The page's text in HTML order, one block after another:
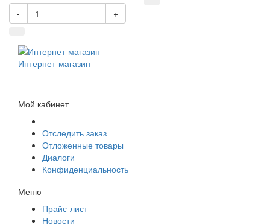
- +
Интернет-магазин
Мой кабинет
Отследить заказ
Отложенные товары
Диалоги
Конфиденциальность
Меню
Прайс-лист
Новости